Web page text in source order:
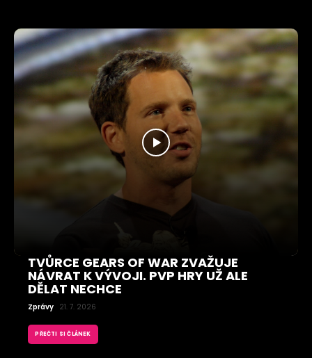
TVŮRCE GEARS OF WAR ZVAŽUJE
NÁVRAT K VÝVOJI. PVP HRY UŽ ALE
DĚLAT NECHCE
Zprávy 21. 7. 2026
PŘEČTI SI ČLÁNEK